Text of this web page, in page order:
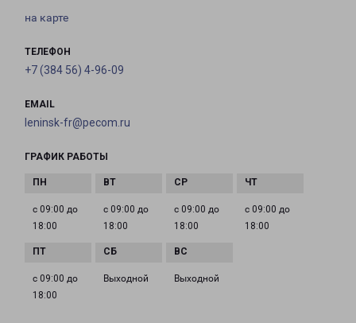
на карте
ТЕЛЕФОН
+7 (384 56) 4-96-09
EMAIL
leninsk-fr@pecom.ru
ГРАФИК РАБОТЫ
с 09:00 до
18:00
с 09:00 до
18:00
с 09:00 до
18:00
с 09:00 до
18:00
с 09:00 до
18:00
Выходной Выходной